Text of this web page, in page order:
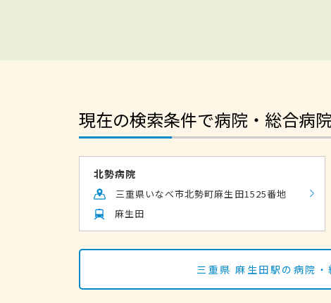
現在の検索条件で病院・総合病
北勢病院
三重県いなべ市北勢町麻生田1525番地
麻生田
三重県 麻生田駅の病院